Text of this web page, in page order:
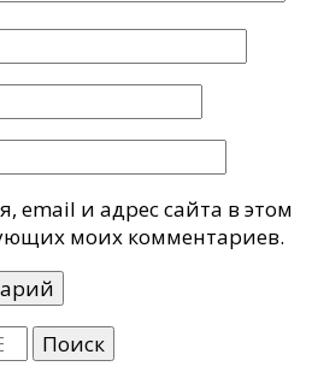
email и адрес сайта в этом
моих комментариев.